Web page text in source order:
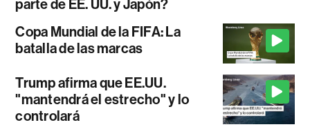
parte de EE. UU. y Japón?
Copa Mundial de la FIFA: La
batalla de las marcas
Trump afirma que EE.UU.
"mantendrá el estrecho" y lo
controlará